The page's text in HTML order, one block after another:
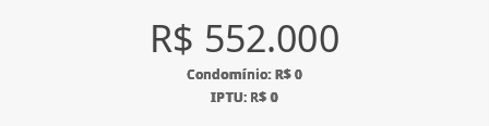
R$ 552.000
Condomínio: R$ 0
IPTU: R$ 0